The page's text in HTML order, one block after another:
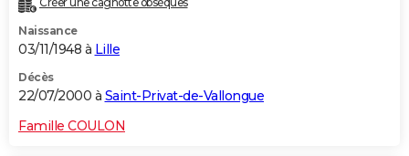
Naissance
03/11/1948 à Lille
Décès
22/07/2000 à Saint-Privat-de-Vallongue
Famille COULON